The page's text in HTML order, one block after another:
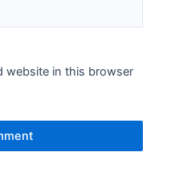
website in this browser